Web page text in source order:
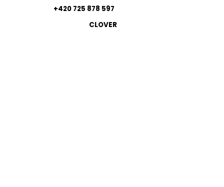
+420 725 878 597
CLOVER